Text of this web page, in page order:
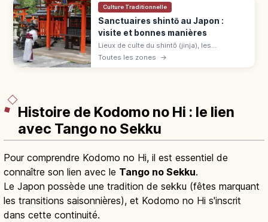
Culture Traditionnelle
Sanctuaires shintō au Japon :
visite et bonnes manières
Lieux de culte du shintō (jinja), les
sanctuaires japonais sont environ 80 000
Toutes les zones →
Histoire de Kodomo no Hi : le lien
avec Tango no Sekku
Pour comprendre Kodomo no Hi, il est essentiel de
connaître son lien avec le Tango no Sekku.
Le Japon possède une tradition de sekku (fêtes marquant
les transitions saisonnières), et Kodomo no Hi s'inscrit
dans cette continuité.